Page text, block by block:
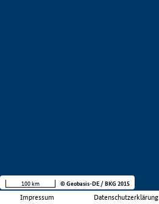
Impressum Datenschutzerklärung
100 km © Geobasis-DE / BKG 2015